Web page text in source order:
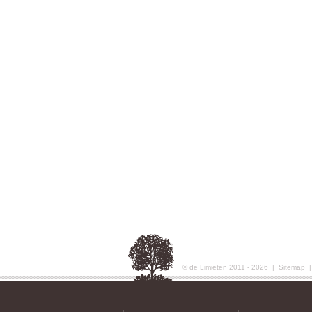
© de Limieten 2011 - 2026 | Sitemap |